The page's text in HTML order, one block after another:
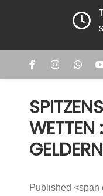
Published <span